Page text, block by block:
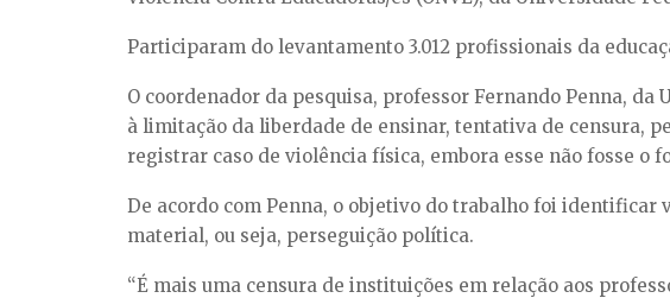
Participaram do levantamento 3.012 profissionais da
O coordenador da pesquisa, professor Fernando Penna,
à limitação da liberdade de ensinar, tentativa de censura,
registrar caso de violência física, embora esse não fosse o
De acordo com Penna, o objetivo do trabalho foi
material, ou seja, perseguição política.
“É mais uma censura de instituições em relação aos